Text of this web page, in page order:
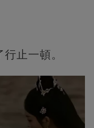
止一頓。